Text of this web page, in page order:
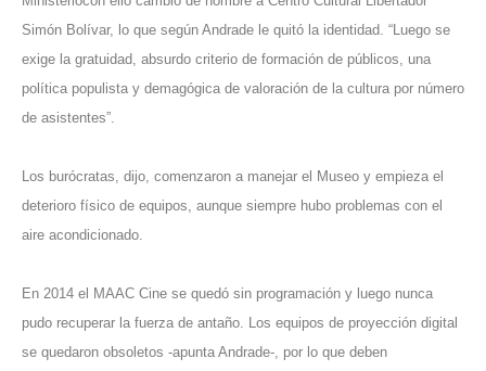
Simón Bolívar, lo que según Andrade le quitó la identidad. “Luego se
exige la gratuidad, absurdo criterio de formación de públicos, una
política populista y demagógica de valoración de la cultura por número
de asistentes”.
Los burócratas, dijo, comenzaron a manejar el Museo y empieza el
deterioro físico de equipos, aunque siempre hubo problemas con el
aire acondicionado.
En 2014 el MAAC Cine se quedó sin programación y luego nunca
pudo recuperar la fuerza de antaño. Los equipos de proyección digital
se quedaron obsoletos -apunta Andrade-, por lo que deben